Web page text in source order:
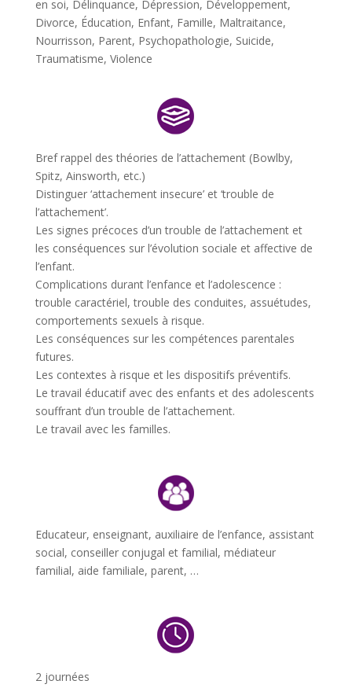
en soi, Délinquance, Dépression, Développement,
Divorce, Éducation, Enfant, Famille, Maltraitance,
Nourrisson, Parent, Psychopathologie, Suicide,
Traumatisme, Violence
Bref rappel des théories de l’attachement (Bowlby,
Spitz, Ainsworth, etc.)
Distinguer ‘attachement insecure’ et ‘trouble de
l’attachement’.
Les signes précoces d’un trouble de l’attachement et
les conséquences sur l’évolution sociale et affective de
l’enfant.
Complications durant l’enfance et l’adolescence :
trouble caractériel, trouble des conduites, assuétudes,
comportements sexuels à risque.
Les conséquences sur les compétences parentales
futures.
Les contextes à risque et les dispositifs préventifs.
Le travail éducatif avec des enfants et des adolescents
souffrant d’un trouble de l’attachement.
Le travail avec les familles.
Educateur, enseignant, auxiliaire de l’enfance, assistant
social, conseiller conjugal et familial, médiateur
familial, aide familiale, parent, …
2 journées